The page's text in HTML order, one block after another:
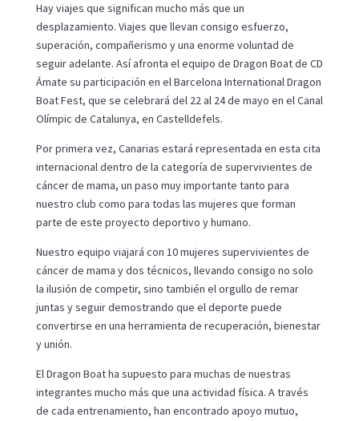
Hay viajes que significan mucho más que un
desplazamiento. Viajes que llevan consigo esfuerzo,
superación, compañerismo y una enorme voluntad de
seguir adelante. Así afronta el equipo de Dragon Boat de CD
Ámate su participación en el Barcelona International Dragon
Boat Fest, que se celebrará del 22 al 24 de mayo en el Canal
Olímpic de Catalunya, en Castelldefels.
Por primera vez, Canarias estará representada en esta cita
internacional dentro de la categoría de supervivientes de
cáncer de mama, un paso muy importante tanto para
nuestro club como para todas las mujeres que forman
parte de este proyecto deportivo y humano.
Nuestro equipo viajará con 10 mujeres supervivientes de
cáncer de mama y dos técnicos, llevando consigo no solo
la ilusión de competir, sino también el orgullo de remar
juntas y seguir demostrando que el deporte puede
convertirse en una herramienta de recuperación, bienestar
y unión.
El Dragon Boat ha supuesto para muchas de nuestras
integrantes mucho más que una actividad física. A través
de cada entrenamiento, han encontrado apoyo mutuo,